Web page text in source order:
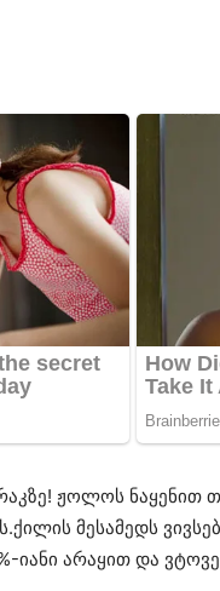
ჟოლოს ნაყენით
მესამედს
იანი არაყით და